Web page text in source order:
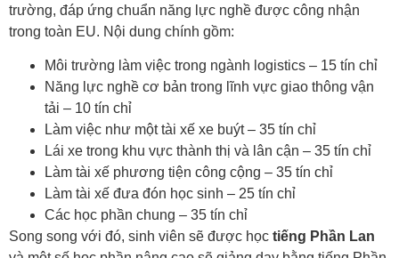
trường, đáp ứng chuẩn năng lực nghề được công nhận
trong toàn EU. Nội dung chính gồm:
Môi trường làm việc trong ngành logistics – 15 tín chỉ
Năng lực nghề cơ bản trong lĩnh vực giao thông vận
tải – 10 tín chỉ
Làm việc như một tài xế xe buýt – 35 tín chỉ
Lái xe trong khu vực thành thị và lân cận – 35 tín chỉ
Làm tài xế phương tiện công cộng – 35 tín chỉ
Làm tài xế đưa đón học sinh – 25 tín chỉ
Các học phần chung – 35 tín chỉ
Song song với đó, sinh viên sẽ được học tiếng Phần Lan